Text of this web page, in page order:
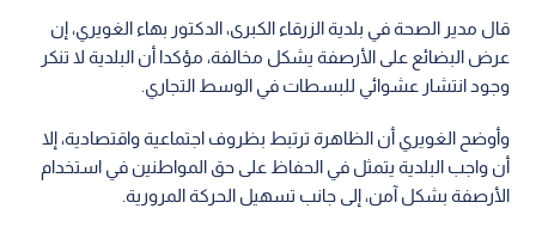
قال مدير الصحة في بلدية الزرقاء الكبرى، الدكتور بهاء الغويري، إن
عرض البضائع على الأرصفة يشكل مخالفة، مؤكدا أن البلدية لا تنكر
وجود انتشار عشوائي للبسطات في الوسط التجاري.
وأوضح الغويري أن الظاهرة ترتبط بظروف اجتماعية واقتصادية، إلا
أن واجب البلدية يتمثل في الحفاظ على حق المواطنين في استخدام
الأرصفة بشكل آمن، إلى جانب تسهيل الحركة المرورية.